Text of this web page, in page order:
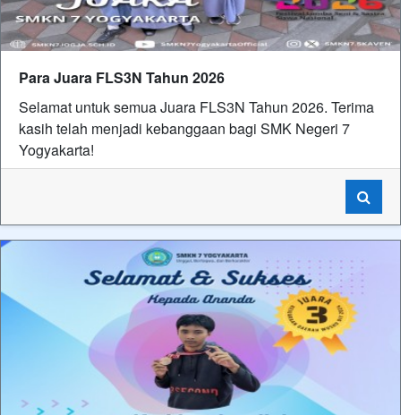
Para Juara FLS3N Tahun 2026
Selamat untuk semua Juara FLS3N Tahun 2026. Terima
kasih telah menjadi kebanggaan bagi SMK Negeri 7
Yogyakarta!